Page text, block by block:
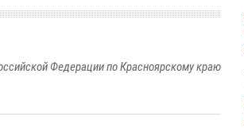
Федерации по Красноярскому краю